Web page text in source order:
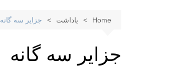
Home یاداشت جزایر سه گانه
جزایر سه گانه